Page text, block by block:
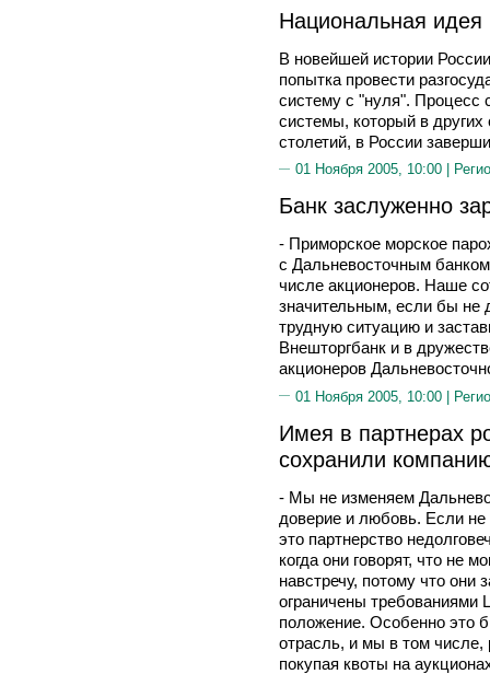
Национальная идея
В новейшей истории
попытка провести
систему с "нуля". Процесс
системы, который в
столетий, в России
01 Ноября 2005, 10:00 |
Банк заслуженно
- Приморское морское
с Дальневосточным
числе акционеров. Наше
значительным, если бы не
трудную ситуацию и
Внешторгбанк и в
акционеров
01 Ноября 2005, 10:00 |
Имея в партнерах
сохранили
- Мы не изменяем
доверие и любовь. Если не
это партнерство
когда они говорят, что не
навстречу, потому что они
ограничены требованиями
положение. Особенно это
отрасль, и мы в том
покупая квоты на